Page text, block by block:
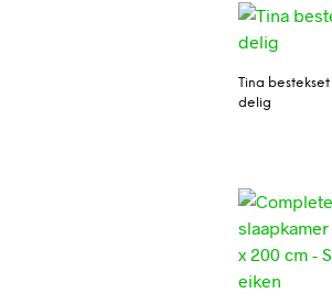
Tina bestekset
delig